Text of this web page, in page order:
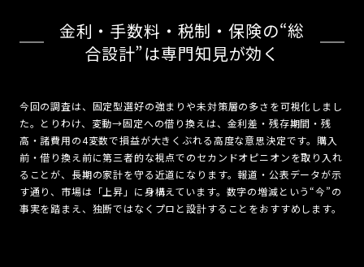
金利・手数料・税制・保険の“総
合設計”は専門知見が効く
今回の調査は、固定型選好の強まりや未対策層の多さを可視化しまし
た。とりわけ、変動→固定への借り換えは、金利差・残存期間・残
高・諸費用の4変数で損益が大きくぶれる高度な意思決定です。購入
前・借り換え前に第三者的な視点でのセカンドオピニオンを取り入れ
ることが、長期の家計を守る近道になります。報道・公表データが示
す通り、市場は「上昇」に身構えています。数字の増減という“今”の
事実を踏まえ、独断ではなくプロと設計することをおすすめします。